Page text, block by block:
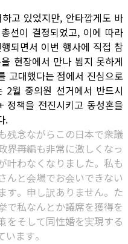
고 있었지만, 안타깝게도 바
선이 결정되었고, 이에 따라
되면서 이번 행사에 직접 참
현장에서 만나 뵙지 못하게
고대했다는 점에서 진심으로
2월 중의원 선거에서 반드시
정책을 전진시키고 동성혼을
.
残念ながらこの日本で衆議
界再編も非常に激しくなっ
叶わなくなりました。私も
んと会場でお会いできない
す。申し訳ありません。た
で私なんとか議席を獲得を
をそして同性婚を実現する
ます。